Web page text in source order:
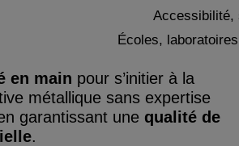
Accessibilité,
Écoles,
en main pour s’initier à la
métallique sans expertise
garantissant une qualité de
.